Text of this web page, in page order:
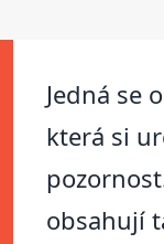
Jedná se
která si
obsahují